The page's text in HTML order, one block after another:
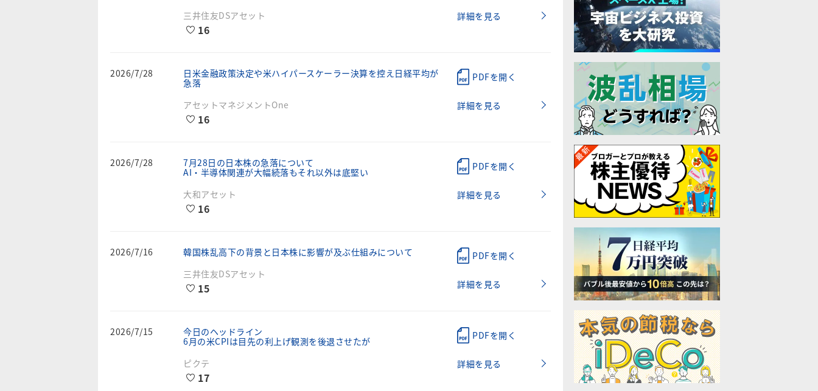
三井住友DSアセット
16
詳細を見る
2026/7/28
日米金融政策決定や米ハイパースケーラー決算を控え日経平均が
急落
アセットマネジメントOne
16
PDFを開く
詳細を見る
2026/7/28
7月28日の日本株の急落について
AI・半導体関連が大幅続落もそれ以外は底堅い
大和アセット
16
PDFを開く
詳細を見る
2026/7/16
韓国株乱高下の背景と日本株に影響が及ぶ仕組みについて
三井住友DSアセット
15
PDFを開く
詳細を見る
2026/7/15
今日のヘッドライン
6月の米CPIは目先の利上げ観測を後退させたが
ピクテ
17
PDFを開く
詳細を見る